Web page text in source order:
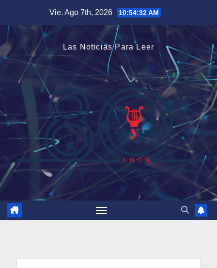
contenido
Vie. Ago 7th, 2026 10:54:33 AM
Las Noticias Para Leer